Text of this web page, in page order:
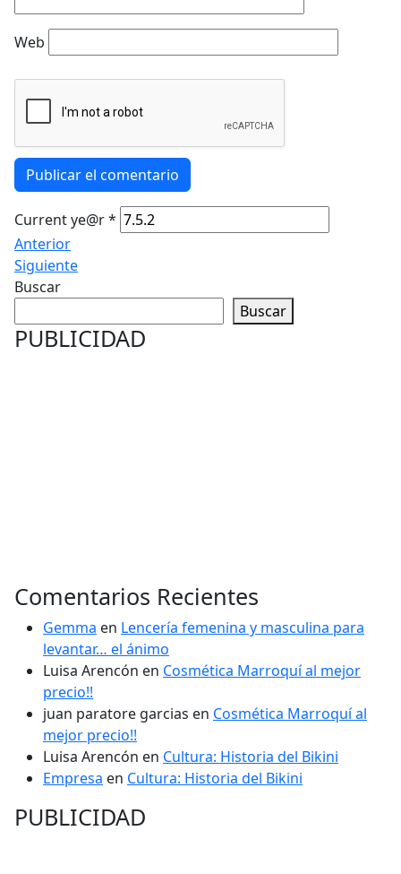
Web
Publicar el comentario
Current ye@r*
Anterior
Siguiente
Buscar
Buscar
PUBLICIDAD
Comentarios Recientes
Gemma en Lencería femenina y masculina para
levantar… el ánimo
Luisa Arencón en Cosmética Marroquí al mejor
precio!!
juan paratore garcias en Cosmética Marroquí al
mejor precio!!
Luisa Arencón en Cultura: Historia del Bikini
Empresa en Cultura: Historia del Bikini
PUBLICIDAD